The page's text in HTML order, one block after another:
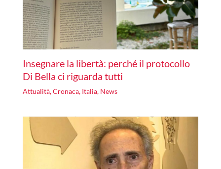
Insegnare la libertà: perché il protocollo
Di Bella ci riguarda tutti
Attualità,Cronaca, Italia, News